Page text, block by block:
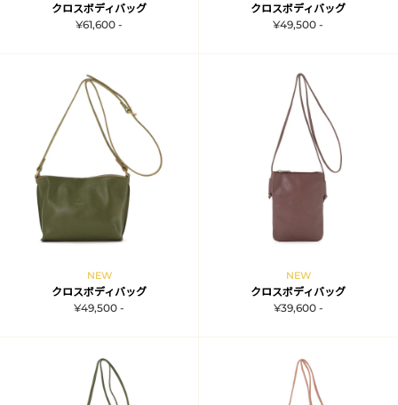
クロスボディバッグ
¥61,600 -
クロスボディバッグ
¥49,500 -
NEW
クロスボディバッグ
¥49,500 -
NEW
クロスボディバッグ
¥39,600 -